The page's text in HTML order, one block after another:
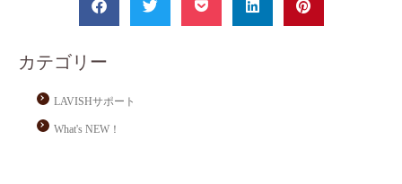
カテゴリー
LAVISHサポート
What's NEW！